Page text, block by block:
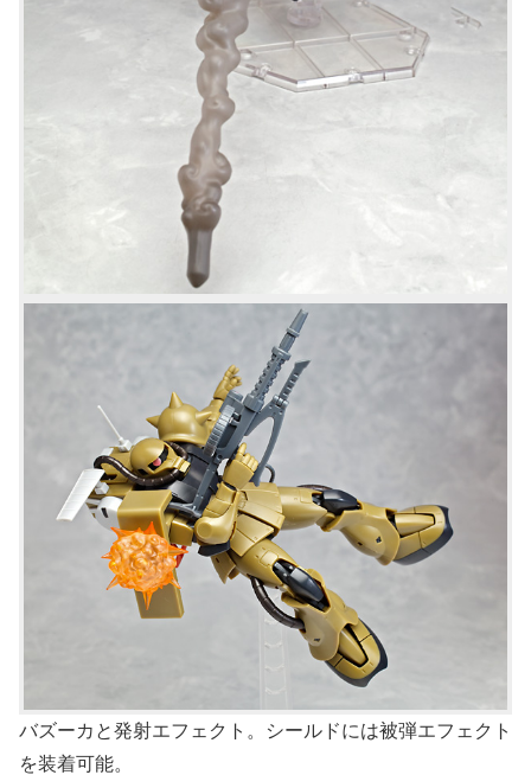
バズーカと発射エフェクト。シールドには被弾エフェクト
を装着可能。